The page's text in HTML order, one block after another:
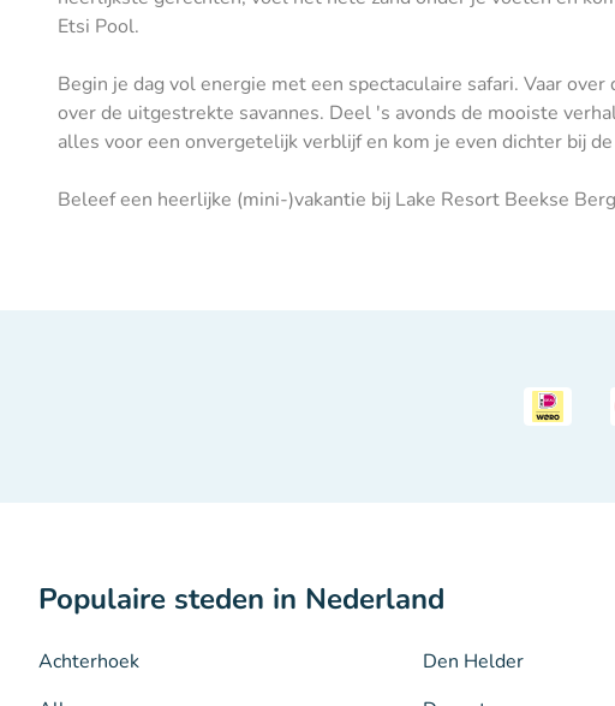
Etsi Pool.
Begin je dag vol energie met een spectaculaire safari. Vaar
over de uitgestrekte savannes. Deel 's avonds de mooiste
alles voor een onvergetelijk verblijf en kom je even dichter bij
Beleef een heerlijke (mini-)vakantie bij Lake Resort Beekse
Populaire steden in Nederland
Achterhoek
Den Helder